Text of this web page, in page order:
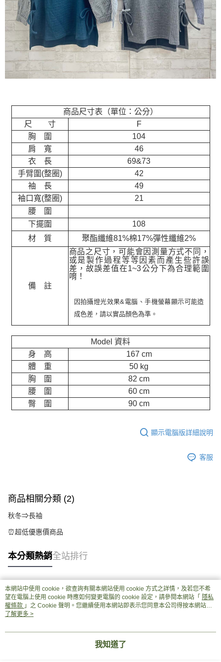
商品尺寸表（單位：公分）
尺 寸
F
胸 圍
104
肩 寬
46
衣 長
69&73
手臂圍(整圈)
42
袖 長
49
袖口寬(整圈)
21
腰 圍
下擺圍
108
材 質
聚酯纖維81%棉17%彈性纖維2%
備 註
商品之尺寸，可能會因測量方式不同，
或是製作過程等等因素而產生些許誤
差，故誤差值在1~3公分下為合理範圍
唷！
因拍攝燈光效果&電腦、手機螢幕顯示可能造
成色差，請以實品顏色為準。
Model 資料
身 高
167 cm
體 重
50 kg
胸 圍
82 cm
腰 圍
60 cm
臀 圍
90 cm
顯示電腦版詳細說明
客服
商品相關分類 (2)
秋冬⇒長袖
⏰超低優惠價商品
本分類熱銷全站排行
熱門標籤
本網站中使用 cookie，欲查詢有關本網站使用 cookie 方式之詳情，及若您不希
望在電腦上使用 cookie 時應如何變更電腦的 cookie 設定，請參閱本網站「 隱私
權條款 」之 Cookie 聲明。您繼續使用本網站即表示您同意本公司得按本網站使
用條款之 Cookie 聲明使用 cookie。
了解更多 >
我知道了